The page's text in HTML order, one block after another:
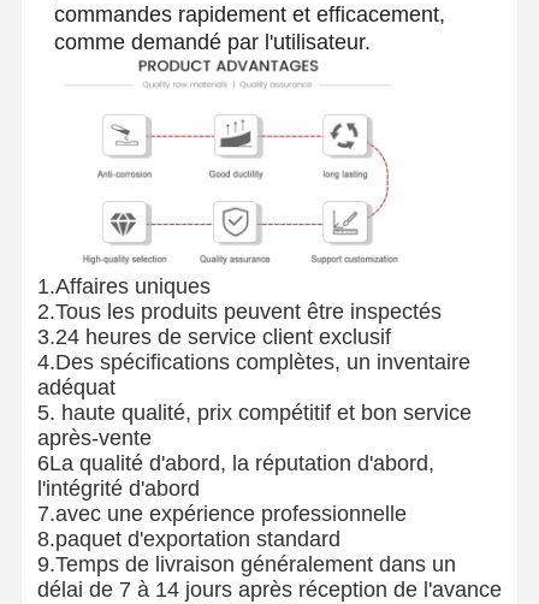
Ingots et plaques de plomb
commandes rapidement et efficacement,
comme demandé par l'utilisateur.
1.Affaires uniques
2.Tous les produits peuvent être inspectés
3.24 heures de service client exclusif
4.Des spécifications complètes, un inventaire
adéquat
5. haute qualité, prix compétitif et bon service
après-vente
6La qualité d'abord, la réputation d'abord,
l'intégrité d'abord
7.avec une expérience professionnelle
8.paquet d'exportation standard
9.Temps de livraison généralement dans un
délai de 7 à 14 jours après réception de l'avance